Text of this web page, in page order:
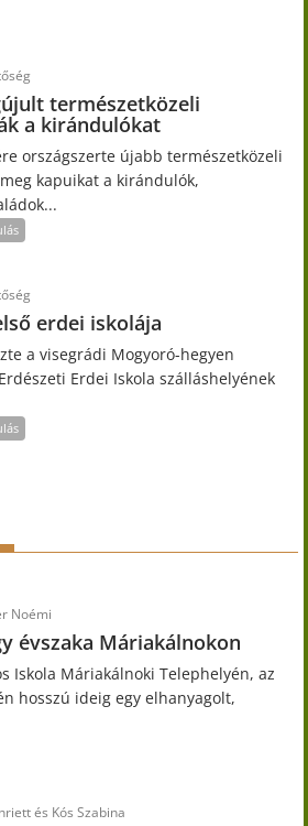
természetközeli
a kirándulókat
országszerte újabb természetközeli
kapuikat a kirándulók,
erdei iskolája
a visegrádi Mogyoró-hegyen
Erdei Iskola szálláshelyének
Noémi
évszaka Máriakálnokon
Iskola Máriakálnoki Telephelyén, az
hosszú ideig egy elhanyagolt,
és Kós Szabina